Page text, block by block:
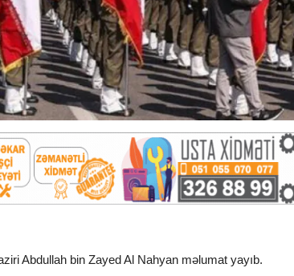
Abdullah bin Zayed Al Nahyan məlumat yayıb.